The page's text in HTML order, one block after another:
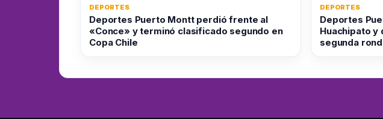
DEPORTES
Deportes Puerto Montt perdió frente al
«Conce» y terminó clasificado segundo en
Copa Chile
DEPORTES
Deportes
Huachipato y
segunda